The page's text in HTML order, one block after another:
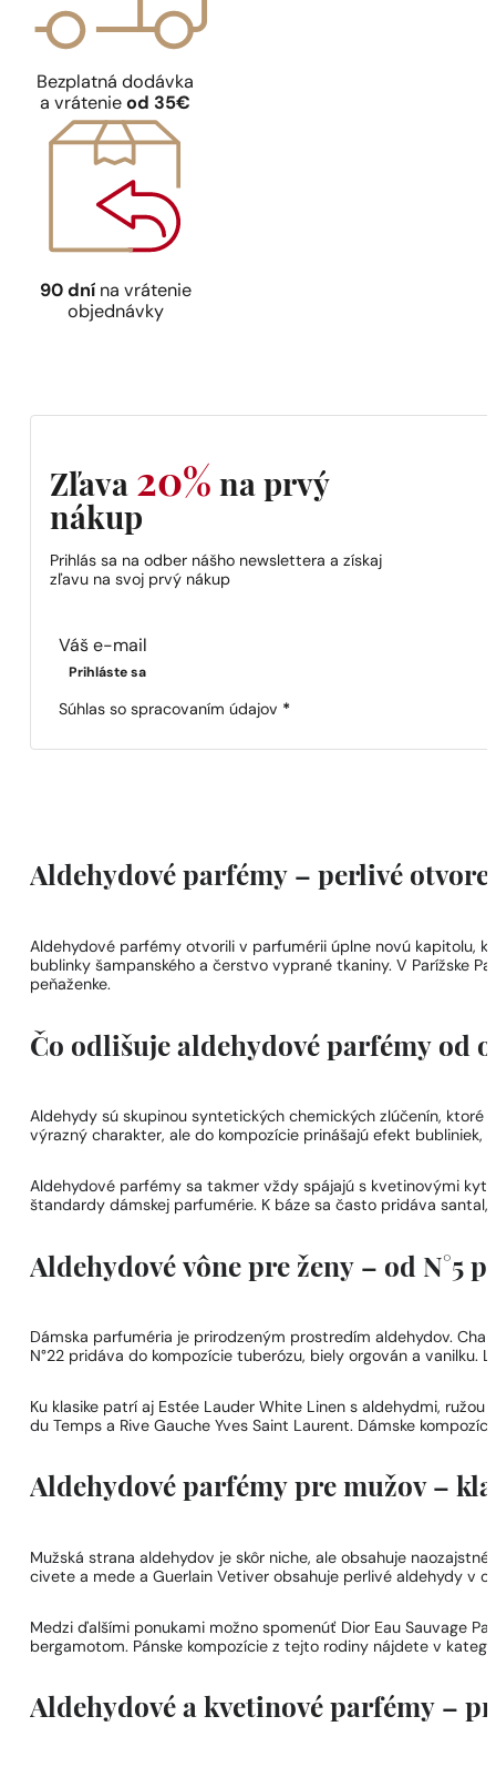
Bezplatná dodávka
a vrátenieod 35€
90 dnína vrátenie
objednávky
Zľava 20% na prvý
nákup
Prihlás sa na odber nášho newslettera a získaj
zľavu na svoj prvý nákup
Section
Prihláste sa
Súhlas so spracovaním údajov *
Aldehydové parfémy – perlivé
Aldehydové parfémy otvorili v parfumérii úplne novú kapitolu,
bublinky šampanského a čerstvo vyprané tkaniny. V Parížske
peňaženke.
Čo odlišuje aldehydové parfémy od
Aldehydy sú skupinou syntetických chemických zlúčenín,
výrazný charakter, ale do kompozície prinášajú efekt bubliniek,
Aldehydové parfémy sa takmer vždy spájajú s kvetinovými
štandardy dámskej parfumérie. K báze sa často pridáva
Aldehydové vône pre ženy – od N°5
Dámska parfuméria je prirodzeným prostredím aldehydov.
N°22 pridáva do kompozície tuberózu, biely orgován a vanilku.
Ku klasike patrí aj Estée Lauder White Linen s aldehydmi,
du Temps a Rive Gauche Yves Saint Laurent. Dámske
Aldehydové parfémy pre mužov –
Mužská strana aldehydov je skôr niche, ale obsahuje
civete a mede a Guerlain Vetiver obsahuje perlivé aldehydy v
Medzi ďalšími ponukami možno spomenúť Dior Eau Sauvage
bergamotom. Pánske kompozície z tejto rodiny nájdete v
Aldehydové a kvetinové parfémy –